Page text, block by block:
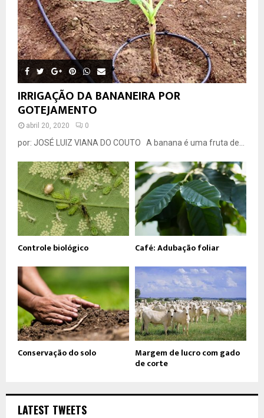
IRRIGAÇÃO DA BANANEIRA POR
GOTEJAMENTO
abril 20, 2020 0
por: JOSÉ LUIZ VIANA DO COUTO A banana é uma fruta de...
Controle biológico Café: Adubação foliar
Conservação do solo Margem de lucro com gado
de corte
LATEST TWEETS